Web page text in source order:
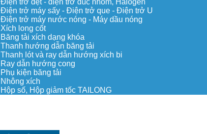
Điện trở dẹt - điện trở đúc nhôm, Halogen
Điện trở máy sấy - Điện trở que - Điện trở U
Điện trở máy nước nóng - Máy dầu nóng
Xích long cốt
Băng tải xích dạng khóa
Thanh hướng dẫn băng tải
Thanh lót và ray dẫn hướng xích bi
Ray dẫn hướng cong
Phụ kiện băng tải
Nhông xích
Hộp số, Hộp giảm tốc TAILONG